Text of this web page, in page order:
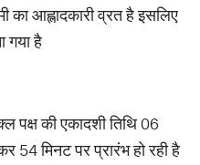
का आह्लादकारी व्रत है इसलिए
गया है
पक्ष की एकादशी तिथि 06
54 मिनट पर प्रारंभ हो रही है